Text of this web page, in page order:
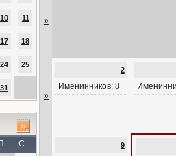
10 11
17 18
24 25
31
П С
»
»
2
Именинников: 8
9